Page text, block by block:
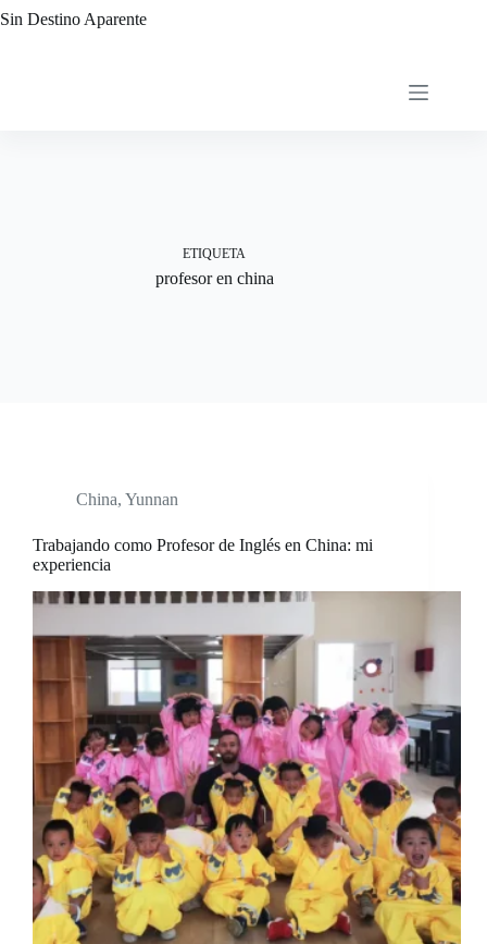
al
Sin Destino Aparente
ETIQUETA
profesor en china
China, Yunnan
Trabajando como Profesor de Inglés en China: mi
experiencia